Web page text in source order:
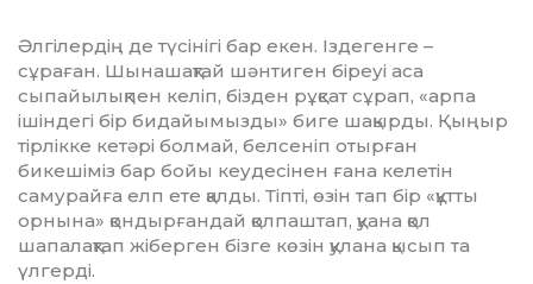
Әлгілердің де түсінігі бар екен. Іздегенге –
сұраған. Шынашақтай шәнтиген біреуі аса
сыпайылықпен келіп, бізден рұқсат сұрап, «арпа
ішіндегі бір бидайымызды» биге шақырды. Қыңыр
тірлікке кетәрі болмай, белсеніп отырған
бикешіміз бар бойы кеудесінен ғана келетін
самурайға елп ете қалды. Тіпті, өзін тап бір «құтты
орнына» қондырғандай қолпаштап, қуана қол
шапалақтап жіберген бізге көзін қулана қысып та
үлгерді.